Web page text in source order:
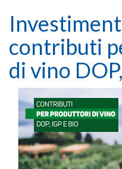
contributi
di vino